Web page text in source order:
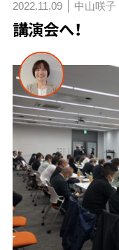
2022.11.09 中山咲子
講演会へ！